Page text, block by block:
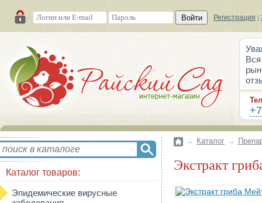
Войти Регистрация
Каталог товаров:
Эпидемические вирусные
→ Каталог →
Экстракт